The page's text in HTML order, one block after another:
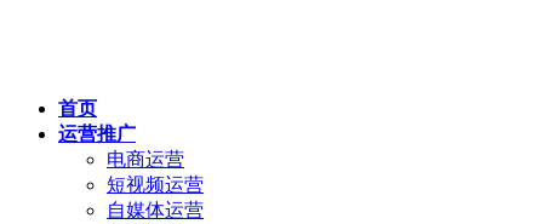
首页
运营推广
电商运营
短视频运营
自媒体运营